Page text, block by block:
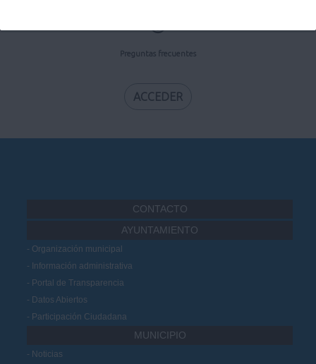
Preguntas frecuentes
ACCEDER
CONTACTO
AYUNTAMIENTO
Organización municipal
Información administrativa
Portal de Transparencia
Datos Abiertos
Participación Ciudadana
MUNICIPIO
Noticias